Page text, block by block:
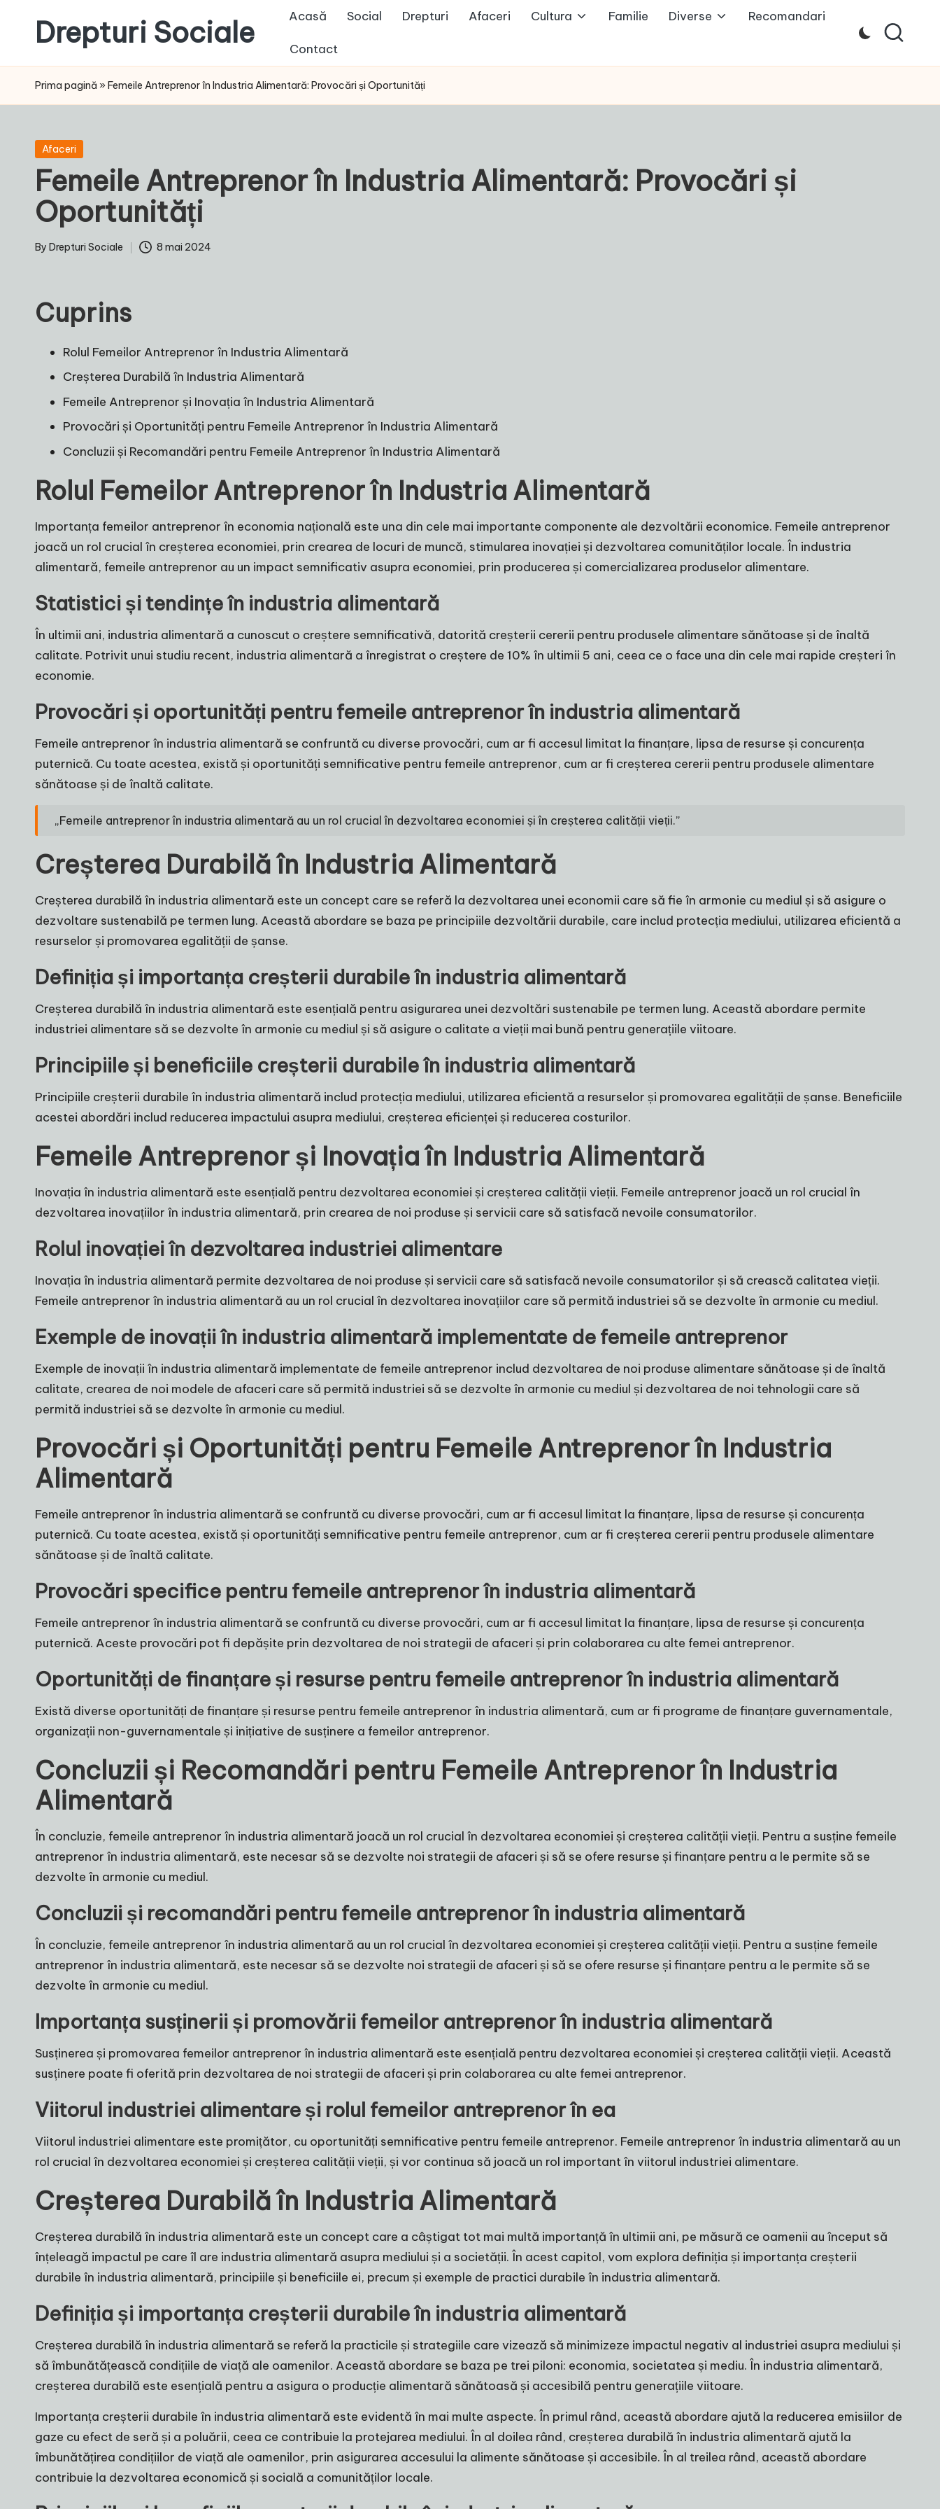
content
Drepturi Sociale
Drepturile
Sociale:
Ta,
Schimbarea
Noastră!
Acasă Social Drepturi Afaceri Cultura Familie Diverse Recomandari
Contact
Prima pagină » Femeile Antreprenor în Industria Alimentară: Provocări și Oportunități
Posted
Afaceri
Femeile Antreprenor în Industria Alimentară: Provocări și
Oportunități
Posted
By Drepturi Sociale 8 mai 2024
Cuprins
Rolul Femeilor Antreprenor în Industria Alimentară
Creșterea Durabilă în Industria Alimentară
Femeile Antreprenor și Inovația în Industria Alimentară
Provocări și Oportunități pentru Femeile Antreprenor în Industria Alimentară
Concluzii și Recomandări pentru Femeile Antreprenor în Industria Alimentară
Rolul Femeilor Antreprenor în Industria Alimentară
Importanța femeilor antreprenor în economia națională este una din cele mai importante componente ale dezvoltării economice. Femeile antreprenor
joacă un rol crucial în creșterea economiei, prin crearea de locuri de muncă, stimularea inovației și dezvoltarea comunităților locale. În industria
alimentară, femeile antreprenor au un impact semnificativ asupra economiei, prin producerea și comercializarea produselor alimentare.
Statistici și tendințe în industria alimentară
În ultimii ani, industria alimentară a cunoscut o creștere semnificativă, datorită creșterii cererii pentru produsele alimentare sănătoase și de înaltă
calitate. Potrivit unui studiu recent, industria alimentară a înregistrat o creștere de 10% în ultimii 5 ani, ceea ce o face una din cele mai rapide creșteri în
economie.
Provocări și oportunități pentru femeile antreprenor în industria alimentară
Femeile antreprenor în industria alimentară se confruntă cu diverse provocări, cum ar fi accesul limitat la finanțare, lipsa de resurse și concurența
puternică. Cu toate acestea, există și oportunități semnificative pentru femeile antreprenor, cum ar fi creșterea cererii pentru produsele alimentare
sănătoase și de înaltă calitate.
„Femeile antreprenor în industria alimentară au un rol crucial în dezvoltarea economiei și în creșterea calității vieții.”
Creșterea Durabilă în Industria Alimentară
Creșterea durabilă în industria alimentară este un concept care se referă la dezvoltarea unei economii care să fie în armonie cu mediul și să asigure o
dezvoltare sustenabilă pe termen lung. Această abordare se baza pe principiile dezvoltării durabile, care includ protecția mediului, utilizarea eficientă a
resurselor și promovarea egalității de șanse.
Definiția și importanța creșterii durabile în industria alimentară
Creșterea durabilă în industria alimentară este esențială pentru asigurarea unei dezvoltări sustenabile pe termen lung. Această abordare permite
industriei alimentare să se dezvolte în armonie cu mediul și să asigure o calitate a vieții mai bună pentru generațiile viitoare.
Principiile și beneficiile creșterii durabile în industria alimentară
Principiile creșterii durabile în industria alimentară includ protecția mediului, utilizarea eficientă a resurselor și promovarea egalității de șanse. Beneficiile
acestei abordări includ reducerea impactului asupra mediului, creșterea eficienței și reducerea costurilor.
Femeile Antreprenor și Inovația în Industria Alimentară
Inovația în industria alimentară este esențială pentru dezvoltarea economiei și creșterea calității vieții. Femeile antreprenor joacă un rol crucial în
dezvoltarea inovațiilor în industria alimentară, prin crearea de noi produse și servicii care să satisfacă nevoile consumatorilor.
Rolul inovației în dezvoltarea industriei alimentare
Inovația în industria alimentară permite dezvoltarea de noi produse și servicii care să satisfacă nevoile consumatorilor și să crească calitatea vieții.
Femeile antreprenor în industria alimentară au un rol crucial în dezvoltarea inovațiilor care să permită industriei să se dezvolte în armonie cu mediul.
Exemple de inovații în industria alimentară implementate de femeile antreprenor
Exemple de inovații în industria alimentară implementate de femeile antreprenor includ dezvoltarea de noi produse alimentare sănătoase și de înaltă
calitate, crearea de noi modele de afaceri care să permită industriei să se dezvolte în armonie cu mediul și dezvoltarea de noi tehnologii care să
permită industriei să se dezvolte în armonie cu mediul.
Provocări și Oportunități pentru Femeile Antreprenor în Industria
Alimentară
Femeile antreprenor în industria alimentară se confruntă cu diverse provocări, cum ar fi accesul limitat la finanțare, lipsa de resurse și concurența
puternică. Cu toate acestea, există și oportunități semnificative pentru femeile antreprenor, cum ar fi creșterea cererii pentru produsele alimentare
sănătoase și de înaltă calitate.
Provocări specifice pentru femeile antreprenor în industria alimentară
Femeile antreprenor în industria alimentară se confruntă cu diverse provocări, cum ar fi accesul limitat la finanțare, lipsa de resurse și concurența
puternică. Aceste provocări pot fi depășite prin dezvoltarea de noi strategii de afaceri și prin colaborarea cu alte femei antreprenor.
Oportunități de finanțare și resurse pentru femeile antreprenor în industria alimentară
Există diverse oportunități de finanțare și resurse pentru femeile antreprenor în industria alimentară, cum ar fi programe de finanțare guvernamentale,
organizații non-guvernamentale și inițiative de susținere a femeilor antreprenor.
Concluzii și Recomandări pentru Femeile Antreprenor în Industria
Alimentară
În concluzie, femeile antreprenor în industria alimentară joacă un rol crucial în dezvoltarea economiei și creșterea calității vieții. Pentru a susține femeile
antreprenor în industria alimentară, este necesar să se dezvolte noi strategii de afaceri și să se ofere resurse și finanțare pentru a le permite să se
dezvolte în armonie cu mediul.
Concluzii și recomandări pentru femeile antreprenor în industria alimentară
În concluzie, femeile antreprenor în industria alimentară au un rol crucial în dezvoltarea economiei și creșterea calității vieții. Pentru a susține femeile
antreprenor în industria alimentară, este necesar să se dezvolte noi strategii de afaceri și să se ofere resurse și finanțare pentru a le permite să se
dezvolte în armonie cu mediul.
Importanța susținerii și promovării femeilor antreprenor în industria alimentară
Susținerea și promovarea femeilor antreprenor în industria alimentară este esențială pentru dezvoltarea economiei și creșterea calității vieții. Această
susținere poate fi oferită prin dezvoltarea de noi strategii de afaceri și prin colaborarea cu alte femei antreprenor.
Viitorul industriei alimentare și rolul femeilor antreprenor în ea
Viitorul industriei alimentare este promițător, cu oportunități semnificative pentru femeile antreprenor. Femeile antreprenor în industria alimentară au un
rol crucial în dezvoltarea economiei și creșterea calității vieții, și vor continua să joacă un rol important în viitorul industriei alimentare.
Creșterea Durabilă în Industria Alimentară
Creșterea durabilă în industria alimentară este un concept care a câștigat tot mai multă importanță în ultimii ani, pe măsură ce oamenii au început să
înțeleagă impactul pe care îl are industria alimentară asupra mediului și a societății. În acest capitol, vom explora definiția și importanța creșterii
durabile în industria alimentară, principiile și beneficiile ei, precum și exemple de practici durabile în industria alimentară.
Definiția și importanța creșterii durabile în industria alimentară
Creșterea durabilă în industria alimentară se referă la practicile și strategiile care vizează să minimizeze impactul negativ al industriei asupra mediului și
să îmbunătățească condițiile de viață ale oamenilor. Această abordare se baza pe trei piloni: economia, societatea și mediu. În industria alimentară,
creșterea durabilă este esențială pentru a asigura o producție alimentară sănătoasă și accesibilă pentru generațiile viitoare.
Importanța creșterii durabile în industria alimentară este evidentă în mai multe aspecte. În primul rând, această abordare ajută la reducerea emisiilor de
gaze cu efect de seră și a poluării, ceea ce contribuie la protejarea mediului. În al doilea rând, creșterea durabilă în industria alimentară ajută la
îmbunătățirea condițiilor de viață ale oamenilor, prin asigurarea accesului la alimente sănătoase și accesibile. În al treilea rând, această abordare
contribuie la dezvoltarea economică și socială a comunităților locale.